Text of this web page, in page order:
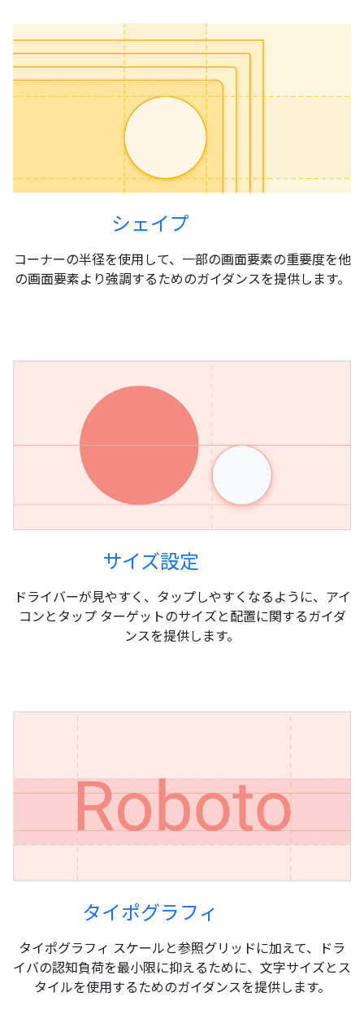
シェイプ
コーナーの半径を使用して、一部の画面要素の重要度を他
の画面要素より強調するためのガイダンスを提供します。
サイズ設定
ドライバーが見やすく、タップしやすくなるように、アイ
コンとタップ ターゲットのサイズと配置に関するガイダ
ンスを提供します。
タイポグラフィ
タイポグラフィ スケールと参照グリッドに加えて、ドラ
イバの認知負荷を最小限に抑えるために、文字サイズとス
タイルを使用するためのガイダンスを提供します。